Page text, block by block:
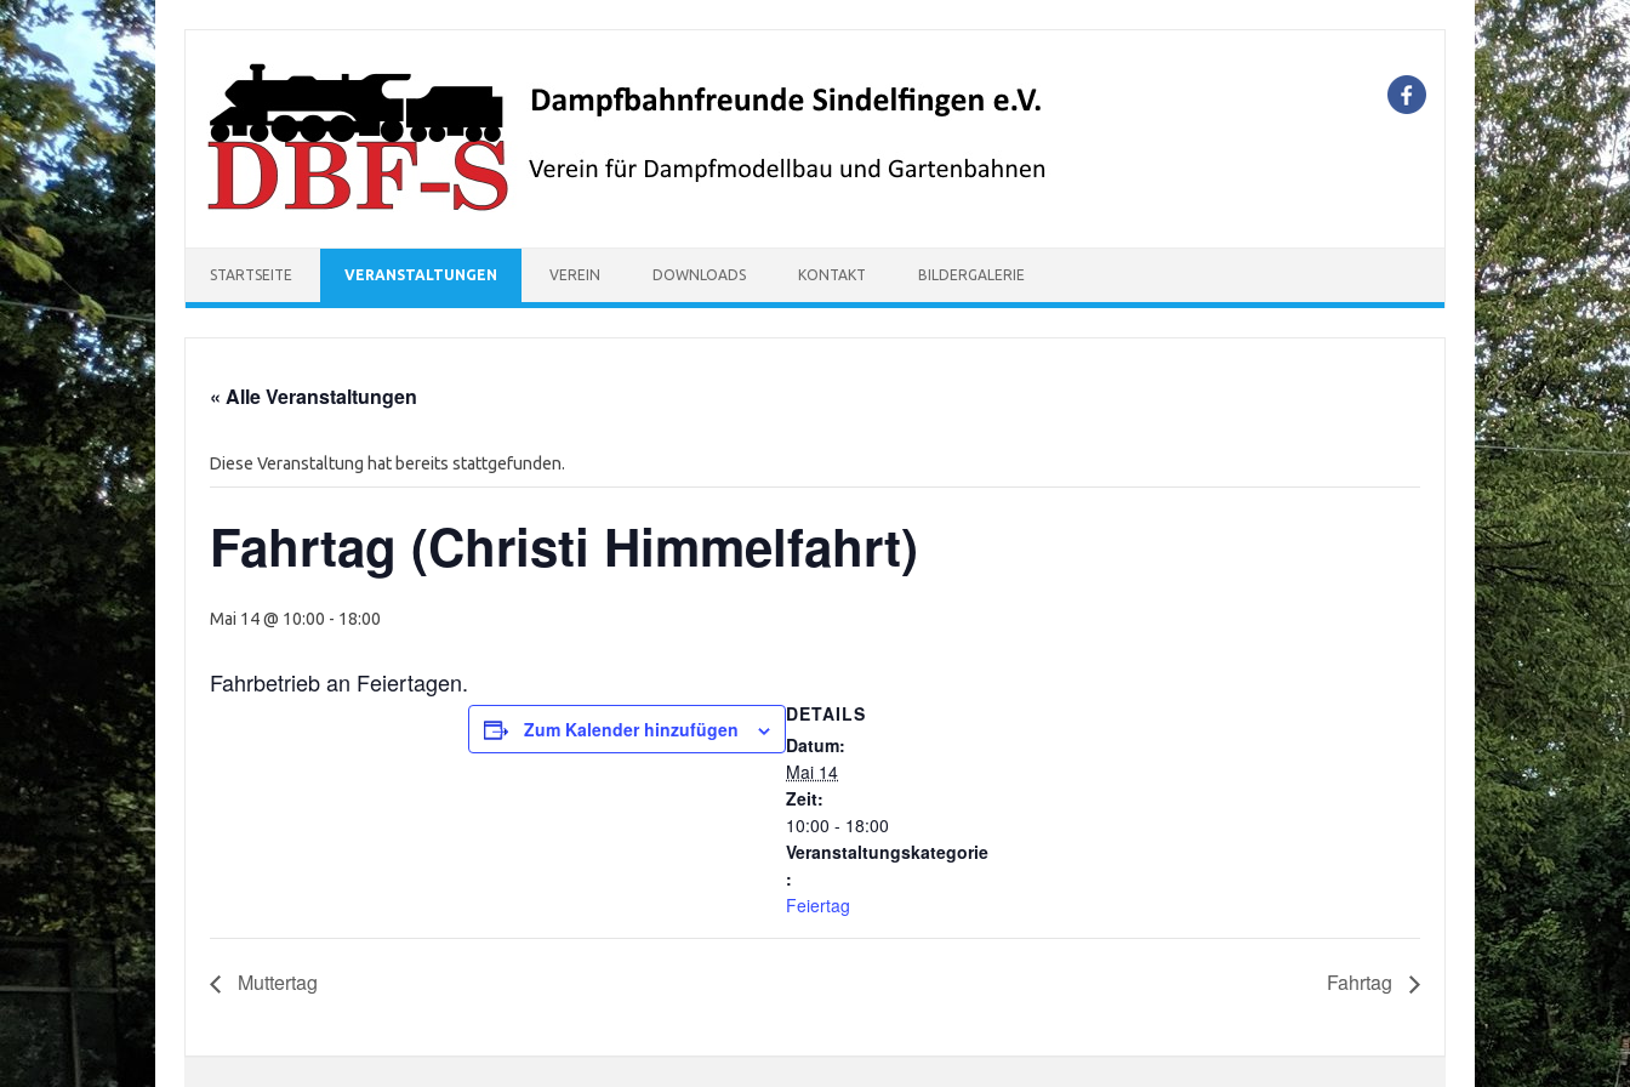
STARTSEITE VERANSTALTUNGEN VEREIN DOWNLOADS KONTAKT BILDERGALERIE
« Alle Veranstaltungen
Diese Veranstaltung hat bereits stattgefunden.
Fahrtag (Christi Himmelfahrt)
Mai 14 @ 10:00 - 18:00
Fahrbetrieb an Feiertagen.
Zum Kalender hinzufügen
DETAILS
Datum:
Mai 14
Zeit:
10:00 - 18:00
Veranstaltungskategorie
:
Feiertag
Muttertag Fahrtag